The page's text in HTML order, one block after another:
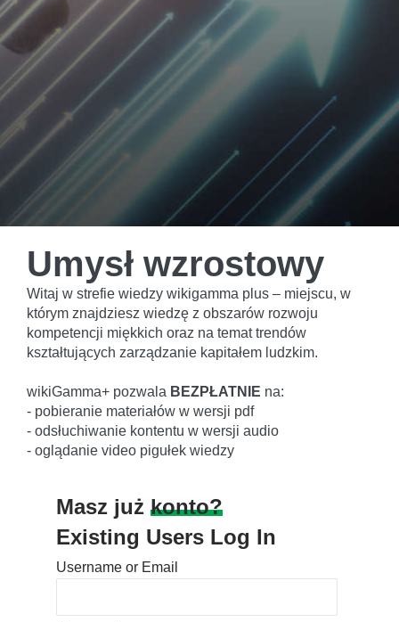
Umysł wzrostowy
Witaj w strefie wiedzy wikigamma plus – miejscu, w
którym znajdziesz wiedzę z obszarów rozwoju
kompetencji miękkich oraz na temat trendów
kształtujących zarządzanie kapitałem ludzkim.
wikiGamma+ pozwala BEZPŁATNIE na:
- pobieranie materiałów w wersji pdf
- odsłuchiwanie kontentu w wersji audio
- oglądanie video pigułek wiedzy
Masz już konto?
Existing Users Log In
Username or Email